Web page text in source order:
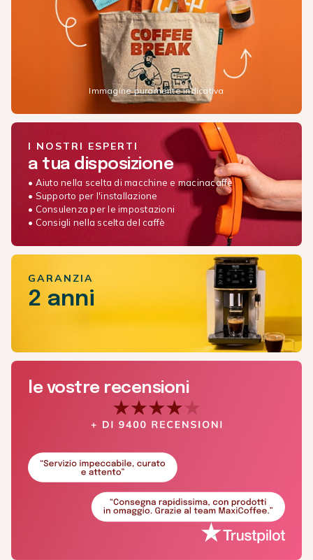
Immagine puramente indicativa
I NOSTRI ESPERTI
a tua disposizione
• Aiuto nella scelta di macchine e macinacaffè
• Supporto per l'installazione
• Consulenza per le impostazioni
• Consigli nella scelta del caffè
GARANZIA
2 anni
le vostre recensioni